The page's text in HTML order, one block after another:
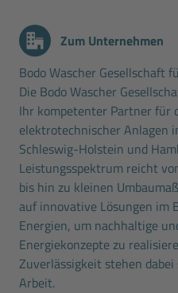
Zum Unternehmen
Bodo Wascher Gesellschaft
Die Bodo Wascher
Ihr kompetenter Partner für
elektrotechnischer Anlagen
Schleswig-Holstein und
Leistungsspektrum reicht
bis hin zu kleinen
auf innovative Lösungen im
Energien, um nachhaltige
Energiekonzepte zu
Zuverlässigkeit stehen
Arbeit.